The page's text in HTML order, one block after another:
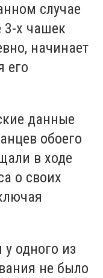
случае
3-х чашек
начинает
его
данные
обоего
в ходе
о своих
одного из
не было